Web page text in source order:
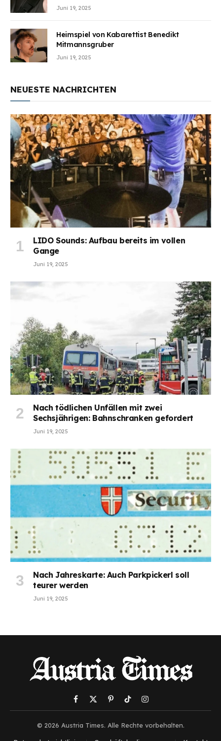
Juni 19, 2025
Heimspiel von Kabarettist Benedikt
Mitmannsgruber
Juni 19, 2025
NEUESTE NACHRICHTEN
LIDO Sounds: Aufbau bereits im vollen
Gange
Juni 19, 2025
Nach tödlichen Unfällen mit zwei
Sechsjährigen: Bahnschranken gefordert
Juni 19, 2025
Nach Jahreskarte: Auch Parkpickerl soll
teurer werden
Juni 19, 2025
Facebook
X
(Twitter)
PinterestTikTokInstagram
© 2026 Austria Times. Alle Rechte vorbehalten.